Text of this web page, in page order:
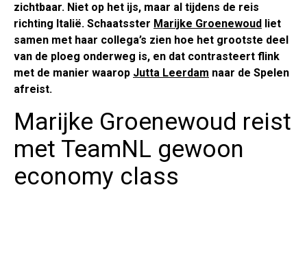
zichtbaar. Niet op het ijs, maar al tijdens de reis
richting Italië. Schaatsster Marijke Groenewoud liet
samen met haar collega’s zien hoe het grootste deel
van de ploeg onderweg is, en dat contrasteert flink
met de manier waarop Jutta Leerdam naar de Spelen
afreist.
Marijke Groenewoud reist
met TeamNL gewoon
economy class